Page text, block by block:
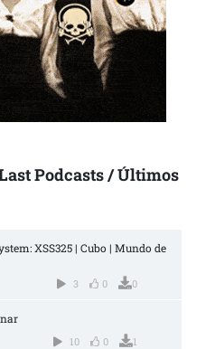
Podcasts / Últimos
XSS325 | Cubo | Mundo de
3 0 0
10 0 1